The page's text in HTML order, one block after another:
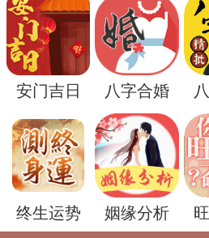
些好的转机和好的运气
人打的时候，不要过分
试着从梦境中找到一些
安门吉日 八字合婚
终生运势 姻缘分析